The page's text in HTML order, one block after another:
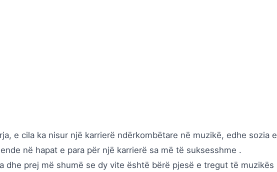
e cila ka nisur një karrierë ndërkombëtare në muzikë, edhe sozia e
në hapat e para për një karrierë sa më të suksesshme .
dhe prej më shumë se dy vite është bërë pjesë e tregut të muzikës